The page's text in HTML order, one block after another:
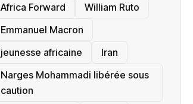
‎Africa Forward
William Ruto
Emmanuel Macron
jeunesse africaine
‎Iran
Narges Mohammadi libérée sous
caution